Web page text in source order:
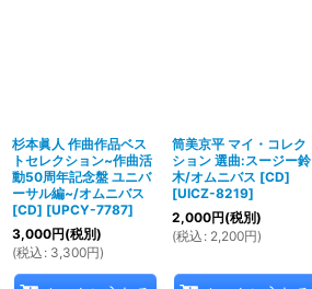
杉本眞人 作曲作品ベス
トセレクション~作曲活
動50周年記念盤 ユニバ
ーサル編~/オムニバス
[CD] [UPCY-7787]
3,000円(税別)
(税込 : 3,300円)
筒美京平 マイ・コレク
ション 選曲:スージー鈴
木/オムニバス [CD]
[UICZ-8219]
2,000円(税別)
(税込 : 2,200円)